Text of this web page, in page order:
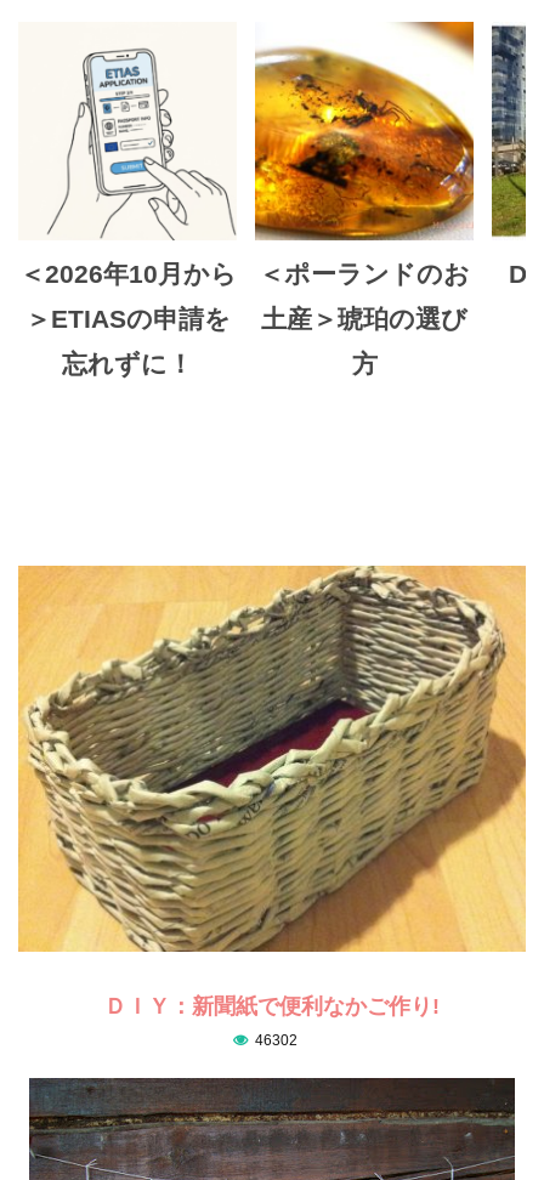
＜2026年10月から
＞ETIASの申請を
忘れずに！
＜ポーランドのお
土産＞琥珀の選び
方
ＤＩＹ：新聞紙で便利なかご作り!
46302